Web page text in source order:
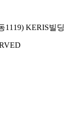
1119) KERIS빌딩